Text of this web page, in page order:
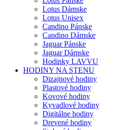
Lotus Dámske
Lotus Unisex
Candino Pánske
Candino Dámske
Jaguar Pánske
Jaguar Dámske
Hodinky LAVVU
HODINY NA STENU
Dizajnové hodiny
Plastové hodiny
Kovové hodiny
Kyvadlové hodiny
Digitálne hodiny
Drevené hodiny